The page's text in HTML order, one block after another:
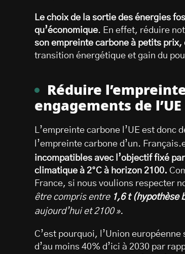
Le choix de la sortie des énergies
qu’économique. En effet, réduire
son empreinte carbone à petits prix,
transition énergétique et gain du
Réduire
engagements de l’UE
L’empreinte carbone l’UE est donc
l’empreinte carbone d’un.
incompatibles avec l’objectif fixé
climatique à 2°C à horizon 2100.
France, si nous voulions respecter
être compris entre 1,6 t (hypothèse
aujourd’hui et 2100 ».
C’est pourquoi, l’Union
d’au moins 40% d’ici à 2030 par